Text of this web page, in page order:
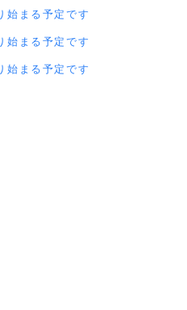
始まる予定です
始まる予定です
始まる予定です